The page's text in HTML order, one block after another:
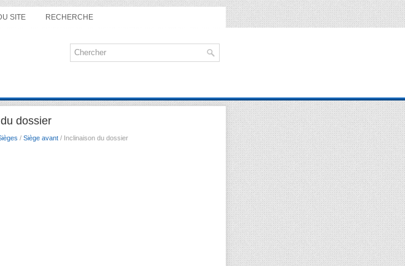
SITE RECHERCHE
dossier
/ Siège avant / Inclinaison du dossier